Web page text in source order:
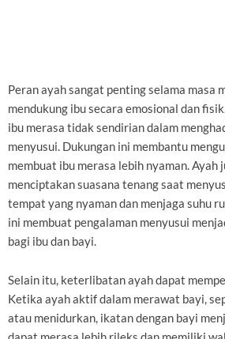
Peran ayah sangat penting selama masa
mendukung ibu secara emosional dan
ibu merasa tidak sendirian dalam
menyusui. Dukungan ini membantu
membuat ibu merasa lebih nyaman. Ayah
menciptakan suasana tenang saat
tempat yang nyaman dan menjaga suhu
ini membuat pengalaman menyusui
bagi ibu dan bayi.
Selain itu, keterlibatan ayah dapat
Ketika ayah aktif dalam merawat bayi,
atau menidurkan, ikatan dengan bayi